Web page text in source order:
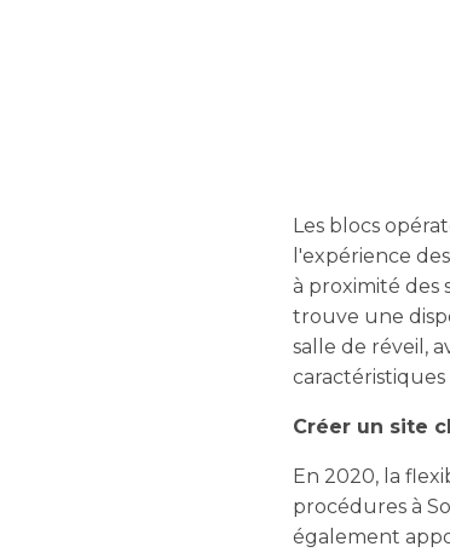
Les blocs
l'expérience
à proximité des
trouve une
salle de réveil,
Créer un site
En 2020, la
procédures à
également